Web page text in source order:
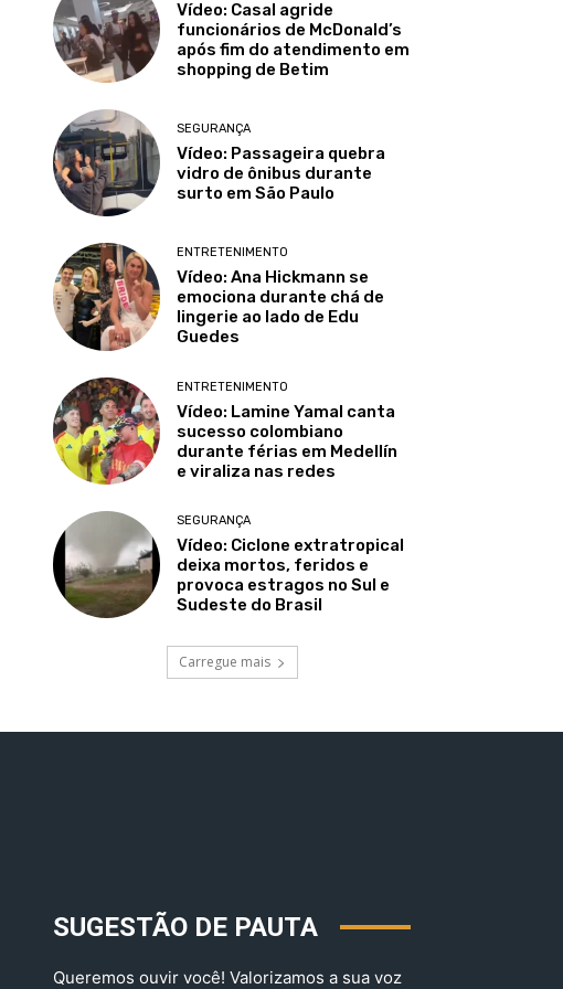
Vídeo: Casal agride
funcionários de McDonald’s
após fim do atendimento em
shopping de Betim
SEGURANÇA
Vídeo: Passageira quebra
vidro de ônibus durante
surto em São Paulo
ENTRETENIMENTO
Vídeo: Ana Hickmann se
emociona durante chá de
lingerie ao lado de Edu
Guedes
ENTRETENIMENTO
Vídeo: Lamine Yamal canta
sucesso colombiano
durante férias em Medellín
e viraliza nas redes
SEGURANÇA
Vídeo: Ciclone extratropical
deixa mortos, feridos e
provoca estragos no Sul e
Sudeste do Brasil
Carregue mais
SUGESTÃO DE PAUTA
Queremos ouvir você! Valorizamos a sua voz